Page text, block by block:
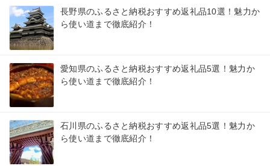
長野県のふるさと納税おすすめ返礼品10選！魅力か
ら使い道まで徹底紹介！
愛知県のふるさと納税おすすめ返礼品5選！魅力か
ら使い道まで徹底紹介！
石川県のふるさと納税おすすめ返礼品5選！魅力か
ら使い道まで徹底紹介！